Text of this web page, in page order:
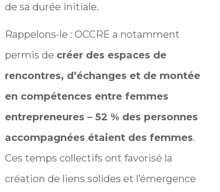
de sa durée initiale.
Rappelons-le : OCCRE a notamment
permis de créer des espaces de
rencontres, d’échanges et de montée
en compétences entre femmes
entrepreneures – 52 % des personnes
accompagnées étaient des femmes.
Ces temps collectifs ont favorisé la
création de liens solides et l’émergence